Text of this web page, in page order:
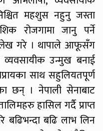
महशुस नहुनु जस्ता
रोजगामा जानु पर्ने
गरे । थापाले आफूसँग
उन्मुख बनाई
साथ सहुलियतपूर्ण
छन् । नेपाली सेनाबाट
हासिल गर्दै प्राप्त
बढि लाभ लिन